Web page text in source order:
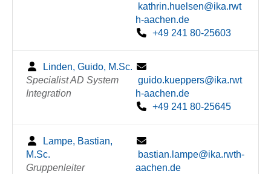
kathrin.huelsen@ika.rwt
h-aachen.de
+49 241 80-25603
Linden, Guido, M.Sc.
Specialist AD System
Integration
guido.kueppers@ika.rwt
h-aachen.de
+49 241 80-25645
Lampe, Bastian,
M.Sc.
Gruppenleiter
bastian.lampe@ika.rwth-
aachen.de